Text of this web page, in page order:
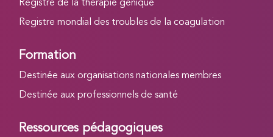
Registre de la thérapie génique
Registre mondial des troubles de la coagulation
Formation
Destinée aux organisations nationales membres
Destinée aux professionnels de santé
Ressources pédagogiques